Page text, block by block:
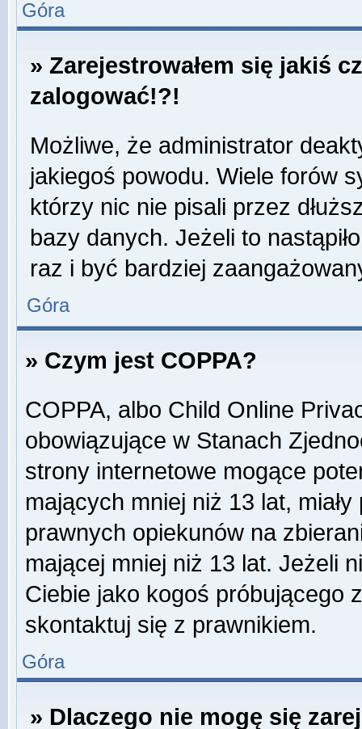
Góra
» Zarejestrowałem się jakiś
zalogować!?!
Możliwe, że administrator
jakiegoś powodu. Wiele forów
którzy nic nie pisali przez
bazy danych. Jeżeli to
raz i być bardziej
Góra
» Czym jest COPPA?
COPPA, albo Child Online
obowiązujące w Stanach
strony internetowe mogące
mających mniej niż 13 lat,
prawnych opiekunów na
mającej mniej niż 13 lat. Jeżeli
Ciebie jako kogoś próbującego
skontaktuj się z prawnikiem.
Góra
» Dlaczego nie mogę się